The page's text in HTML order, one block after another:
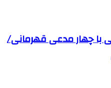
با چهار مدعی قهرمانی/